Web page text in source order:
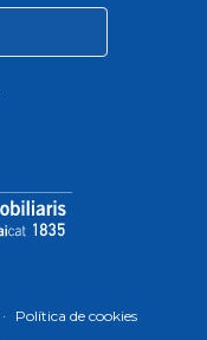
Política de cookies